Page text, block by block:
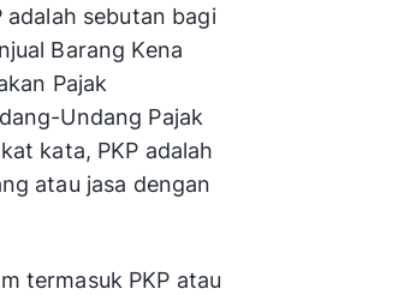
adalah sebutan bagi
Barang Kena
Pajak
Undang Pajak
kata, PKP adalah
atau jasa dengan
termasuk PKP atau